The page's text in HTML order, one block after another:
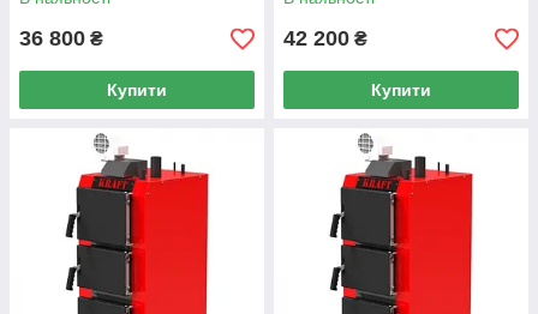
36 800 ₴
Купити
42 200 ₴
Купити